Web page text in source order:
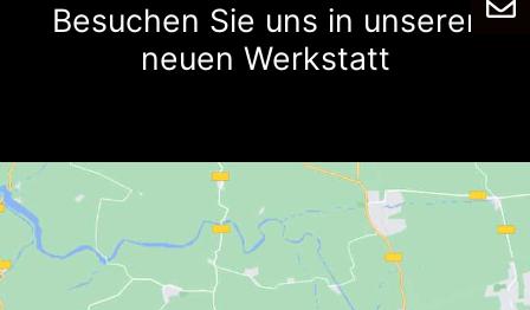
Besuchen Sie uns in unserer
neuen Werkstatt